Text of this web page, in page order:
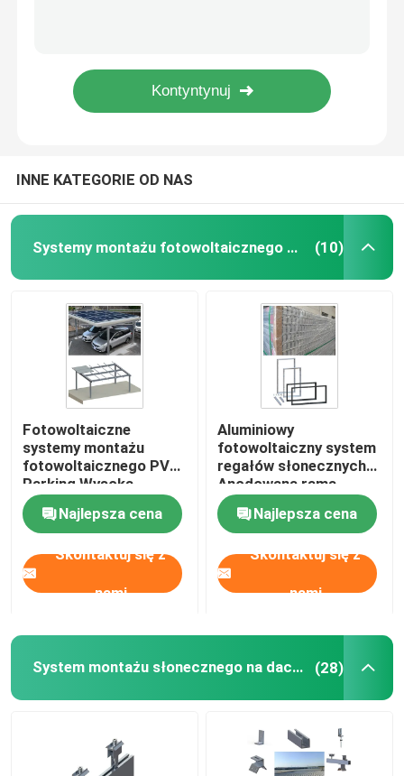
System montażu na dachu dachówkowym
System fotowoltaiczny paneli słonecznych
Aluminiowa konstrukcja do montażu słonecznego
Stalowa konstrukcja słoneczna
Wiata na panel słoneczny
Rama panelu słonecznego
Telekomunikacyjne systemy zasilania energią
Monokrystaliczny moduł słoneczny
INNE KATEGORIE OD NAS
Systemy montażu fotowoltaicznego słonecznego (10)
Fotowoltaiczne
systemy montażu
fotowoltaicznego PV
Parking Wysoka
wytrzymałość
Aluminiowa wiata
garażowa CPT
Najlepsza cena
Skontaktuj się z
nami
Aluminiowy
fotowoltaiczny system
regałów słonecznych
Anodowana rama
panelu PFA
Najlepsza cena
Skontaktuj się z
nami
System montażu słonecznego na dachu metalowym (28)